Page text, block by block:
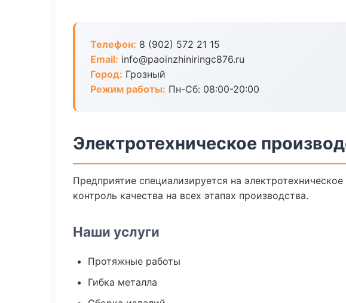
Телефон: 8 (902) 572 21 15
Email: info@paoinzhiniringc876.ru
Город: Грозный
Режим работы: Пн-Сб: 08:00-20:00
Электротехническое
Предприятие специализируется на
контроль качества на всех этапах производства.
Наши услуги
Протяжные работы
Гибка металла